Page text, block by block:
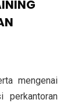
mengenai
perkantoran